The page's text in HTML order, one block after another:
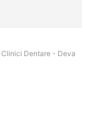
Dentare - Deva